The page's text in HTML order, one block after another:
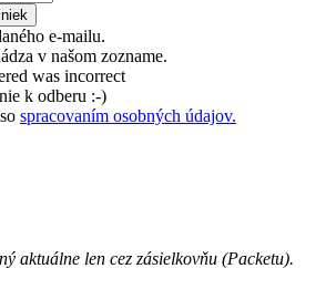
e-mailu.
v našom zozname.
was incorrect
k odberu :-)
spracovaním osobných údajov.
aktuálne len cez zásielkovňu (Packetu).